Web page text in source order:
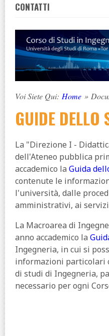
CONTATTI
Voi Siete Qui: Home »
GUIDE DELLO
La "Direzione I -
dell'Ateneo pubblica
accademico la Guida
contenute le
l'università, dalle
amministrativi, ai
La Macroarea di
anno accademico la
Ingegneria, in cui si
informazioni particolari
di studi di Ingegneria,
necessario per ogni